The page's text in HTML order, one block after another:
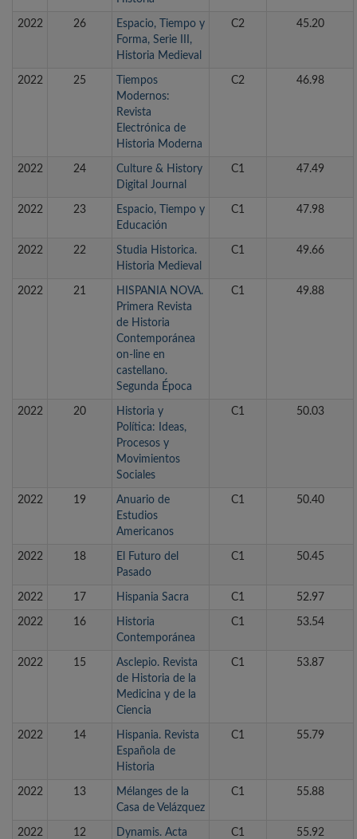
2022 26
Espacio, Tiempo y
Forma, Serie III,
Historia Medieval
C2 45.20
2022 25
Tiempos
Modernos:
Revista
Electrónica de
Historia Moderna
C2 46.98
2022 24
Culture & History
Digital Journal
C1 47.49
2022 23
Espacio, Tiempo y
Educación
C1 47.98
2022 22
Studia Historica.
Historia Medieval
C1 49.66
2022 21
HISPANIA NOVA.
Primera Revista
de Historia
Contemporánea
on-line en
castellano.
Segunda Época
C1 49.88
2022 20
Historia y
Política: Ideas,
Procesos y
Movimientos
Sociales
C1 50.03
2022 19
Anuario de
Estudios
Americanos
C1 50.40
2022 18
El Futuro del
Pasado
C1 50.45
2022 17 Hispania Sacra C1 52.97
2022 16
Historia
Contemporánea
C1 53.54
2022 15
Asclepio. Revista
de Historia de la
Medicina y de la
Ciencia
C1 53.87
2022 14
Hispania. Revista
Española de
Historia
C1 55.79
2022 13
Mélanges de la
Casa de Velázquez
C1 55.88
2022 12
Dynamis. Acta
C1 55.92